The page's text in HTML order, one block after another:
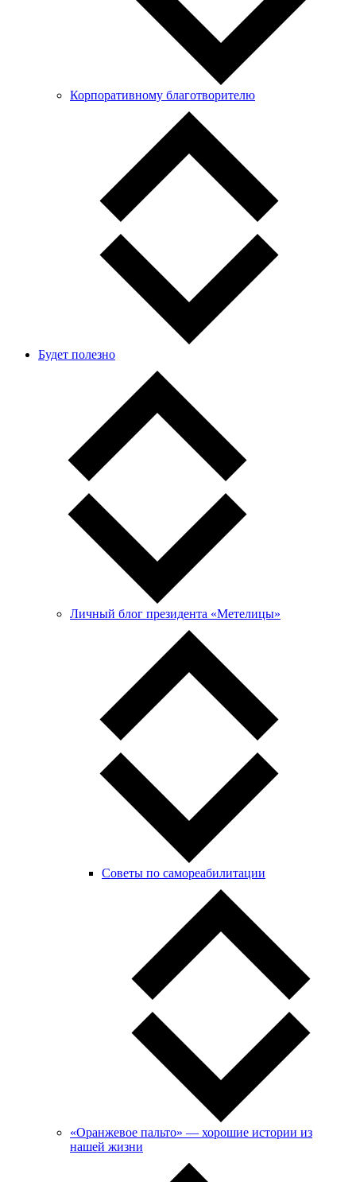
Корпоративному благотворителю
Будет полезно
Личный блог президента «Метелицы»
Советы по самореабилитации
«Оранжевое пальто» — хорошие истории из
нашей жизни